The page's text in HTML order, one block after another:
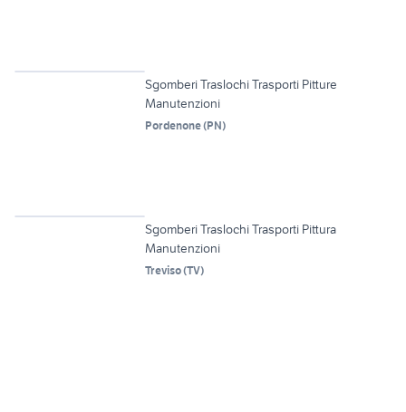
Sgomberi Traslochi Trasporti Pitture
Manutenzioni
Pordenone(PN)
Sgomberi Traslochi Trasporti Pittura
Manutenzioni
Treviso(TV)